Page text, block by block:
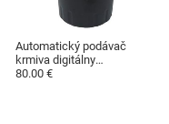
Automatický podávač
krmiva digitálny
Berger&Schröter
80.00 €